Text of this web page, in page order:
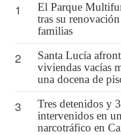
1
El Parque
tras su
familias
2
Santa Lucía
viviendas vacías
una docena de
3
Tres detenidos y
intervenidos en
narcotráfico en